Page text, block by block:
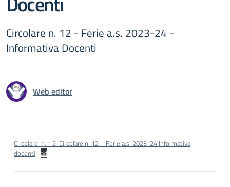
Circolare n. 12 - Ferie a.s. 2023-24 -
Informativa Docenti
Web editor
Circolare-n.-12-Circolare n. 12 – Ferie a.s. 2023-24 Informativa
docenti ad